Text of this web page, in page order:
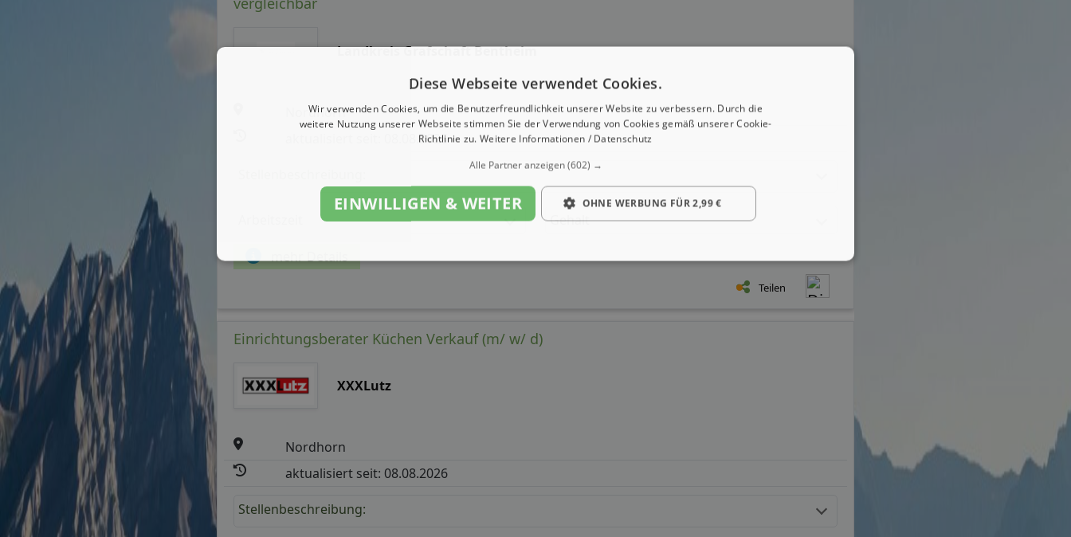
Landkreis Grafschaft Bentheim
Nordhorn
aktualisiert seit: 08.08.2026
Gehalt
mehr Details
Teilen
Einrichtungsberater Küchen Verkauf (m/ w/ d)
XXXLutz
Nordhorn
aktualisiert seit: 08.08.2026
Stellenbeschreibung:
Diese Webseite verwendet Cookies.
Wir verwenden Cookies, um die Benutzerfreundlichkeit unserer Website zu verbessern. Durch die
weitere Nutzung unserer Webseite stimmen Sie der Verwendung von Cookies gemäß unserer Cookie-
Richtlinie zu. Weitere Informationen / Datenschutz
Alle Partner anzeigen(602) →
EINWILLIGEN & WEITER OHNE WERBUNG FÜR 2,99 €